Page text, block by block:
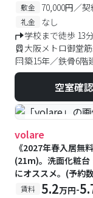
敷金 70,000円／
礼金
なし
学校まで徒歩 13
大阪メトロ御堂
築15年／鉄骨6階
空室確認
#予約受付中 #空
volare
《2027年春入居無
(21m)。洗面化粧台
にオススメ。(予約
賃料 5.2万円-